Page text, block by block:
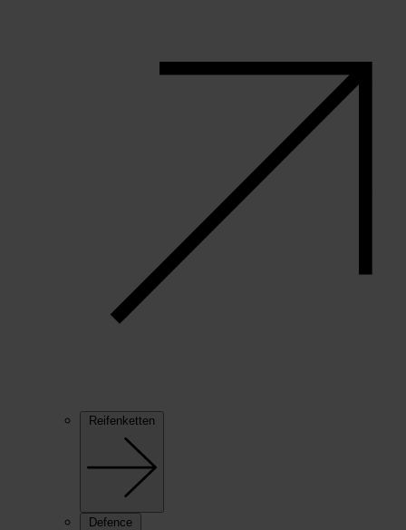
Reifenketten
Defence